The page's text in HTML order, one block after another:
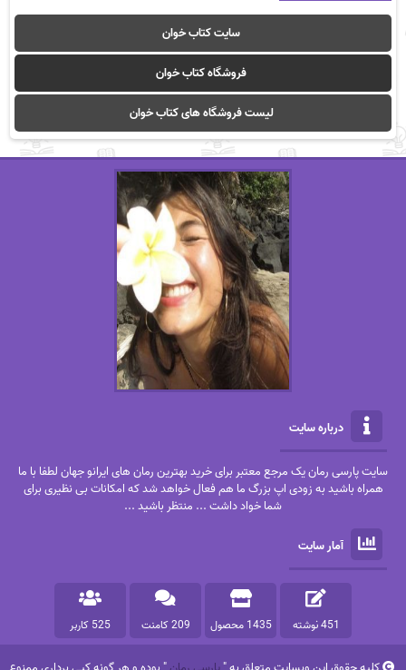
سایت کتاب خوان
فروشگاه کتاب خوان
لیست فروشگاه های کتاب خوان
درباره سایت
سایت پارسی رمان یک مرجع معتبر برای خرید بهترین رمان های ایرانو جهان لطفا با ما
همراه باشید به زودی اپ بزرگ ما هم فعال خواهد شد که امکانات بی نظیری برای
شما خواد داشت ... منتظر باشید ...
آمار سایت
451 نوشته 1435 محصول 209 کامنت 525 کاربر